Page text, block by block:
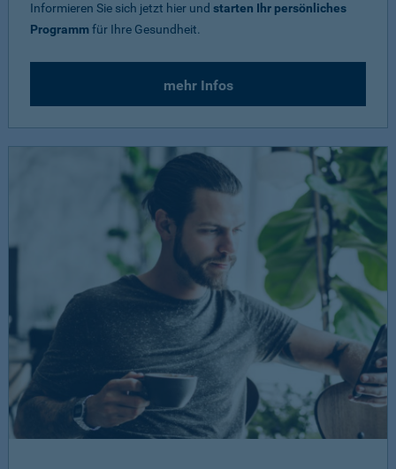
Informieren Sie sich jetzt hier und starten Ihr persönliches
Programmfür Ihre Gesundheit.
mehr Infos